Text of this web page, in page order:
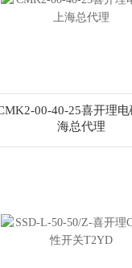
00-40-25喜开理
海总代理